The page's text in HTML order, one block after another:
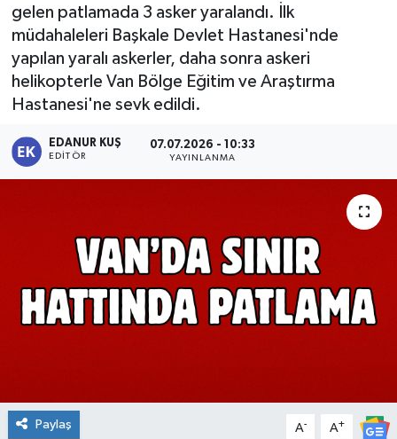
gelen patlamada 3 asker yaralandı. İlk
müdahaleleri Başkale Devlet Hastanesi'nde
yapılan yaralı askerler, daha sonra askeri
helikopterle Van Bölge Eğitim ve Araştırma
Hastanesi'ne sevk edildi.
EDANUR KUŞ
EDITÖR
07.07.2026 - 10:33
YAYINLANMA
Paylaş A- A+
Haber Arşivi